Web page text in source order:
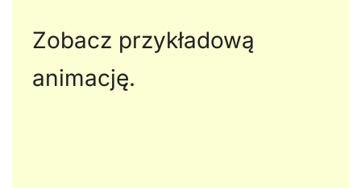
Zobacz przykładową
animację.